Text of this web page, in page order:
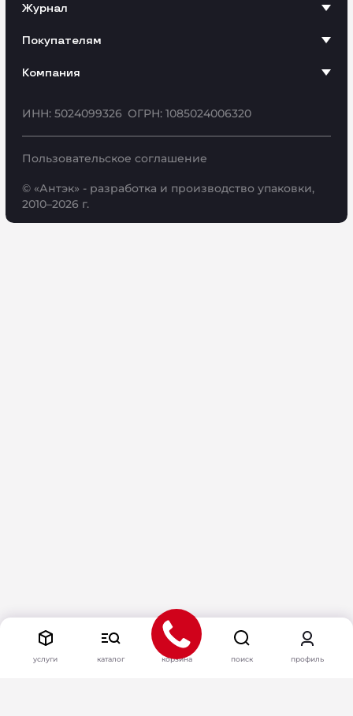
услуги каталог корзина поиск профиль
ИНН: 5024099326 ОГРН: 1085024006320
Журнал
Покупателям
Компания
© «Антэк» - разработка и производство упаковки,
2010–2026 г.
Пользовательское соглашение